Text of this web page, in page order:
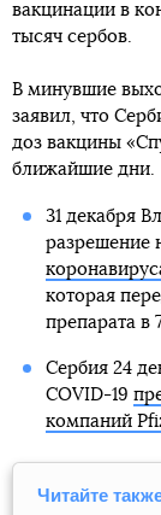
вакцинации в
тысяч сербов.
В минувшие
заявил, что
доз вакцины
ближайшие дни.
31 декабря
разрешение
которая
препарата в
Сербия 24
COVID-19
компаний
Читайте